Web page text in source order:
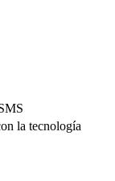
la tecnología